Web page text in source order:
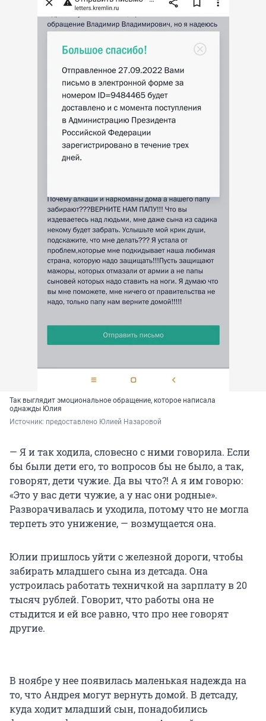
Так выглядит эмоциональное обращение, которое написала
однажды Юлия
Источник: предоставлено Юлией Назаровой
— Я и так ходила, словесно с ними говорила. Если
бы были дети его, то вопросов бы не было, а так,
говорят, дети чужие. Да вы что?! А я им говорю:
«Это у вас дети чужие, а у нас они родные».
Разворачивалась и уходила, потому что не могла
терпеть это унижение, — возмущается она.
Юлии пришлось уйти с железной дороги, чтобы
забирать младшего сына из детсада. Она
устроилась работать техничкой на зарплату в 20
тысяч рублей. Говорит, что работы она не
стыдится и ей все равно, что про нее говорят
другие.
В ноябре у нее появилась маленькая надежда на
то, что Андрея могут вернуть домой. В детсаду,
куда ходит младший сын, понадобились